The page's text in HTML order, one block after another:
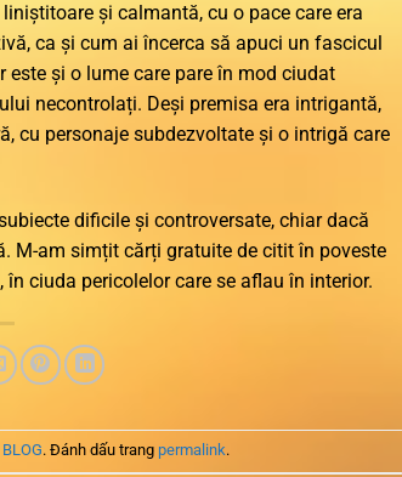
și calmantă, cu o pace care era
ca și cum ai încerca să apuci un fascicul
și o lume care pare în mod ciudat
necontrolați. Deși premisa era intrigantă,
cu personaje subdezvoltate și o intrigă care
dificile și controversate, chiar dacă
M-am simțit cărți gratuite de citit în poveste
ciuda pericolelor care se aflau în interior.
BLOG. Đánh dấu trang permalink.